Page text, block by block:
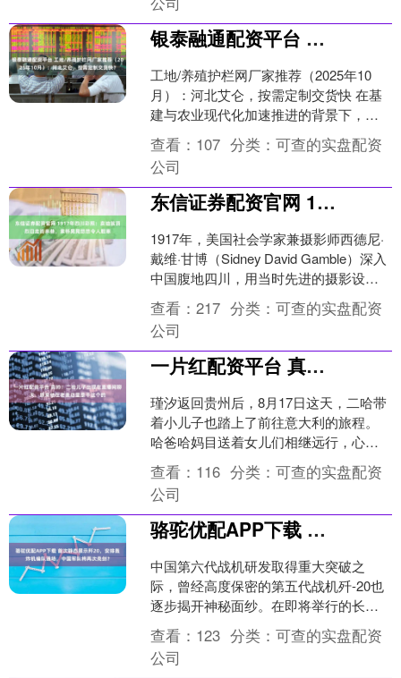
银泰融通配资平台 工地/养殖护栏网厂家推荐（2025年10月）：河北艾仑，按需定制交货快？
工地/养殖护栏网厂家推荐（2025年10
月）：河北艾仑，按需定制交货快 在基
建与农业现代化加速推进的背景下，工
地与养殖场景对护栏网的防护性能、定
制化能力和交付效....
查看： 107 分类：可查的实盘配资
公司
东信证券配资官网 1917年四川彩照：卖油翁顶烈日走街串巷，索桥晃晃悠悠令人胆寒
1917年，美国社会学家兼摄影师西德尼·
戴维·甘博（Sidney David Gamble）深入
中国腹地四川，用当时先进的摄影设备
捕捉了大量珍贵影像。这些泛黄的....
查看：217 分类：可查的实盘配资
公司
一片红配资平台 真帅！二哈儿子出现在直播间聊天，原来他在老麦店里是干这个的
瑾汐返回贵州后，8月17日这天，二哈带
着小儿子也踏上了前往意大利的旅程。
哈爸哈妈目送着女儿们相继远行，心中
不免泛起阵阵离愁。每次与女儿和外甥
道别时，他们总是紧紧....
查看： 116 分类：可查的实盘配资
公司
骆驼优配APP下载 首次静态展示歼20，安排轰炸机编队通场，中国军队将再次亮剑？
中国第六代战机研发取得重大突破之
际，曾经高度保密的第五代战机歼-20也
逐步揭开神秘面纱。在即将举行的长春
航空开放活动上，歼-20将首次以静态展
示的方式全方位呈现....
查看： 123 分类：可查的实盘配资
公司